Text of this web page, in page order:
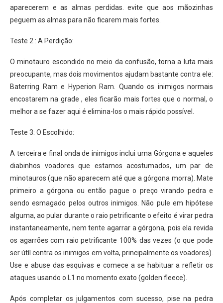
aparecerem e as almas perdidas. evite que aos mãozinhas
peguem as almas para não ficarem mais fortes.
Teste 2 : A Perdição:
O minotauro escondido no meio da confusão, torna a luta mais
preocupante, mas dois movimentos ajudam bastante contra ele:
Baterring Ram e Hyperion Ram. Quando os inimigos normais
encostarem na grade , eles ficarão mais fortes que o normal, o
melhor a se fazer aqui é elimina-los o mais rápido possível.
Teste 3: O Escolhido:
A terceira e final onda de inimigos inclui uma Górgona e aqueles
diabinhos voadores que estamos acostumados, um par de
minotauros (que não aparecem até que a górgona morra). Mate
primeiro a górgona ou então pague o preço virando pedra e
sendo esmagado pelos outros inimigos. Não pule em hipótese
alguma, ao pular durante o raio petrificante o efeito é virar pedra
instantaneamente, nem tente agarrar a górgona, pois ela revida
os agarrões com raio petrificante 100% das vezes (o que pode
ser útíl contra os inimigos em volta, principalmente os voadores).
Use e abuse das esquivas e comece a se habituar a refletir os
ataques usando o L1 no momento exato (golden fleece).
Após completar os julgamentos com sucesso, pise na pedra